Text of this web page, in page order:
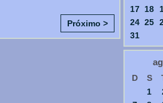
Próximo >
17 18
24 25
31
D S
1